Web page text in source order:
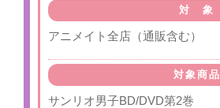
対 象
アニメイト全店（通販含む）
対象商品
サンリオ男子BD/DVD第2巻